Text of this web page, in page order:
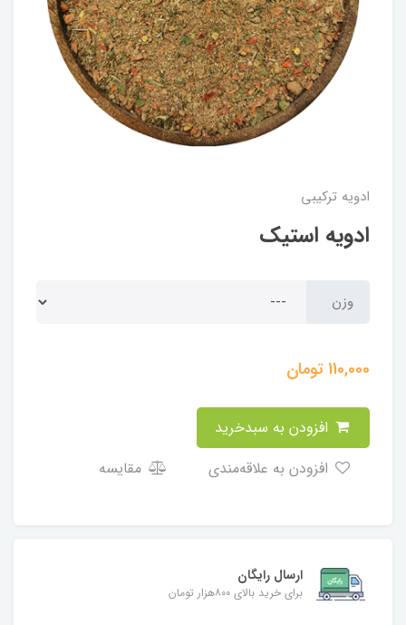
ادویه ترکیبی
ادویه استیک
وزن
110,000تومان
مقایسه
ارسال رایگان
برای خرید بالای ۸۰۰هزار تومان